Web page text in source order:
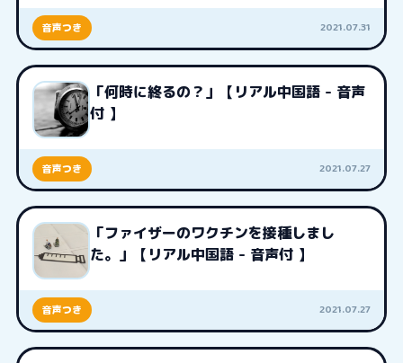
音声つき 2021.07.31
「何時に終るの？」【リアル中国語 - 音声
付 】
音声つき 2021.07.27
「ファイザーのワクチンを接種しまし
た。」【リアル中国語 - 音声付 】
音声つき 2021.07.27